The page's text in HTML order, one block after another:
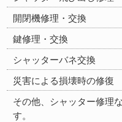
開閉機修理・交換
鍵修理・交換
シャッターバネ交換
災害による損壊時の修復
その他、シャッター修理
す。